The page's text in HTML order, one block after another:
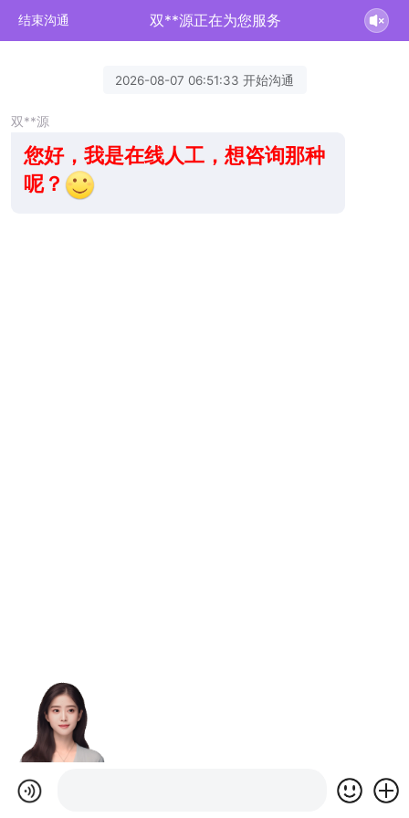
结束沟通 双**源正在为您服务
2026-08-07 06:51:33 开始沟通
双**源
您好，我是在线人工，想咨询那种
呢？